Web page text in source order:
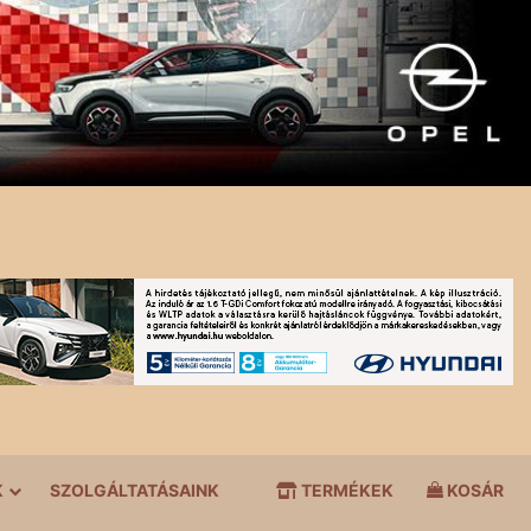
SZOLGÁLTATÁSAINK TERMÉKEK KOSÁR